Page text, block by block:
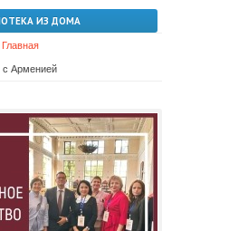
ИЗ ДОМА
Главная
с Арменией